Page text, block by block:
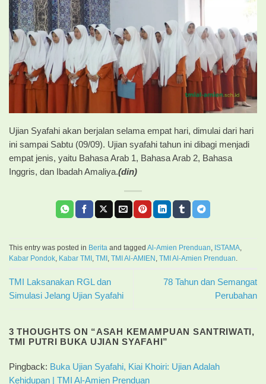
Ujian Syafahi akan berjalan selama empat hari, dimulai dari hari
ini sampai Sabtu (09/09). Ujian syafahi tahun ini dibagi menjadi
empat jenis, yaitu Bahasa Arab 1, Bahasa Arab 2, Bahasa
Inggris, dan Ibadah Amaliya.(din)
This entry was posted in Berita and tagged Al-Amien Prenduan ISTAMA
Kabar Pondok
Kabar TMI TMI TMI Al-AMIEN TMI Al-Amien Prenduan
TMI Laksanakan RGL dan
Simulasi Jelang Ujian Syafahi
78 Tahun dan Semangat
Perubahan
3 THOUGHTS ON “ASAH KEMAMPUAN SANTRIWATI,
TMI PUTRI BUKA UJIAN SYAFAHI ”
Pingback: Buka Ujian Syafahi, Kiai Khoiri: Ujian Adalah
Kehidupan | TMI Al-Amien Prenduan